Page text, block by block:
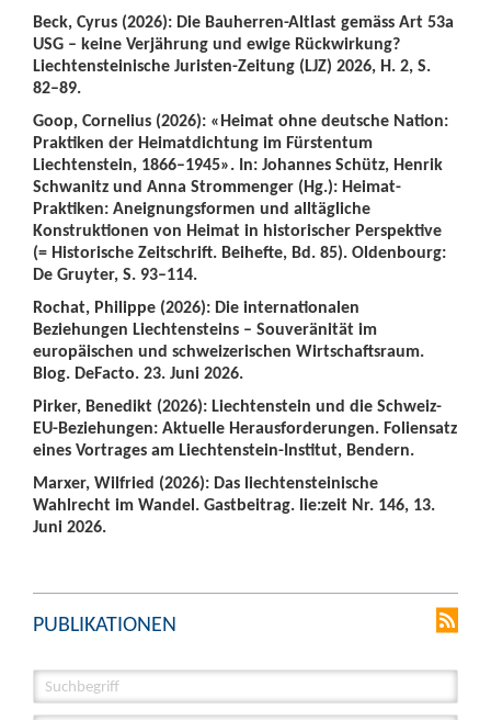
Beck, Cyrus (2026): Die Bauherren-Altlast gemäss Art 53a
USG – keine Verjährung und ewige Rückwirkung?
Liechtensteinische Juristen-Zeitung (LJZ) 2026, H. 2, S.
82–89.
Goop, Cornelius (2026): «Heimat ohne deutsche Nation:
Praktiken der Heimatdichtung im Fürstentum
Liechtenstein, 1866–1945». In: Johannes Schütz, Henrik
Schwanitz und Anna Strommenger (Hg.): Heimat-
Praktiken: Aneignungsformen und alltägliche
Konstruktionen von Heimat in historischer Perspektive
(= Historische Zeitschrift. Beihefte, Bd. 85). Oldenbourg:
De Gruyter, S. 93–114.
Rochat, Philippe (2026): Die internationalen
Beziehungen Liechtensteins – Souveränität im
europäischen und schweizerischen Wirtschaftsraum.
Blog. DeFacto. 23. Juni 2026.
Pirker, Benedikt (2026): Liechtenstein und die Schweiz-
EU-Beziehungen: Aktuelle Herausforderungen. Foliensatz
eines Vortrages am Liechtenstein-Institut, Bendern.
Marxer, Wilfried (2026): Das liechtensteinische
Wahlrecht im Wandel. Gastbeitrag. lie:zeit Nr. 146, 13.
Juni 2026.
PUBLIKATIONEN